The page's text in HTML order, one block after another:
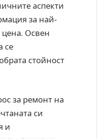
аспекти
за най-
цена. Освен
се
стойност
за ремонт на
си
и